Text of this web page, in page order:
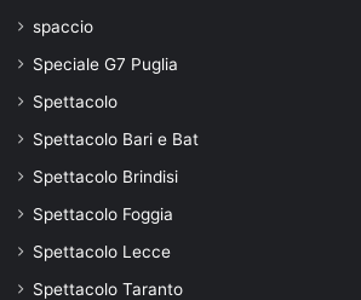
spaccio
Speciale G7 Puglia
Spettacolo
Spettacolo Bari e Bat
Spettacolo Brindisi
Spettacolo Foggia
Spettacolo Lecce
Spettacolo Taranto